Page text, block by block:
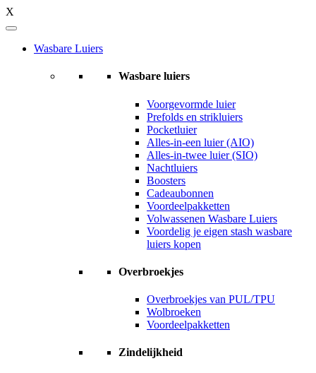
X
Wasbare Luiers
Wasbare luiers
Voorgevormde luier
Prefolds en strikluiers
Pocketluier
Alles-in-een luier (AIO)
Alles-in-twee luier (SIO)
Nachtluiers
Boosters
Cadeaubonnen
Voordeelpakketten
Volwassenen Wasbare Luiers
Voordelig je eigen stash wasbare
luiers kopen
Overbroekjes
Overbroekjes van PUL/TPU
Wolbroeken
Voordeelpakketten
Zindelijkheid